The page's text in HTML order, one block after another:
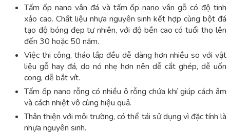
Tấm ốp nano vân đá và tấm ốp nano vân gỗ có độ tinh
xảo cao. Chất liệu nhựa nguyên sinh kết hợp cùng bột đá
tạo độ bóng đẹp tự nhiên, với độ bền cao có tuổi thọ lên
đến 30 hoặc 50 năm.
Việc thi công, tháo lắp đều dễ dàng hơn nhiều so với vật
liệu gỗ hay đá, do nó nhẹ hơn nên dễ cắt ghép, dễ uốn
cong, dễ bắt vít.
Tấm ốp nano rỗng có nhiều ô rỗng chứa khí giúp cách âm
và cách nhiệt vô cùng hiệu quả.
Thân thiện với môi trường, có thể tái sử dụng vì đặc tính là
nhựa nguyên sinh.